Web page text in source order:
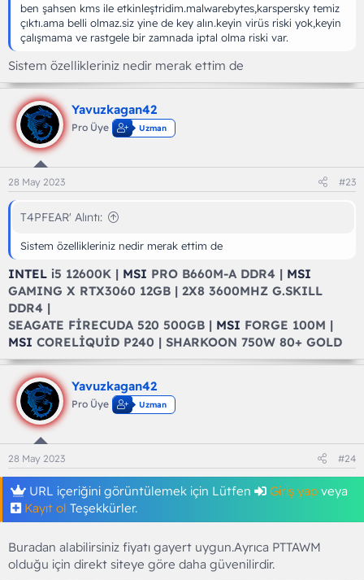
ben şahsen kms ile etkinleştridim.malwarebytes,karspersky temiz
çıktı.ama belli olmaz.siz yine de key alın.keyin virüs riski yok,keyin
çalışmama ve rastgele bir zamnada iptal olma riski var.
Sistem özellikleriniz nedir merak ettim de
Yavuzkagan42
Pro Üye Uzman
28 May 2023 #23
T4PFEAR' Alıntı:
Sistem özellikleriniz nedir merak ettim de
INTEL i5 12600K | MSI PRO B660M-A DDR4 | MSI
GAMING X RTX3060 12GB | 2X8 3600MHZ G.SKILL
DDR4 |
SEAGATE FİRECUDA 520 500GB | MSI FORGE 100M |
MSI CORELİQUİD P240 | SHARKOON 750W 80+ GOLD
Yavuzkagan42
Pro Üye Uzman
28 May 2023 #24
URL içeriğini görüntülemek için Lütfen Giriş yap veya
Kayıt ol Teşekkürler.
Buradan alabilirsiniz fiyatı gayert uygun.Ayrıca PTTAWM
olduğu için direkt siteye göre daha güvenilirdir.